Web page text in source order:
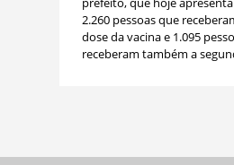
2.260 pessoas que
dose da vacina e 1.095
receberam também a